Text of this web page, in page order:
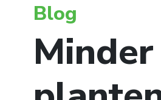
Blog